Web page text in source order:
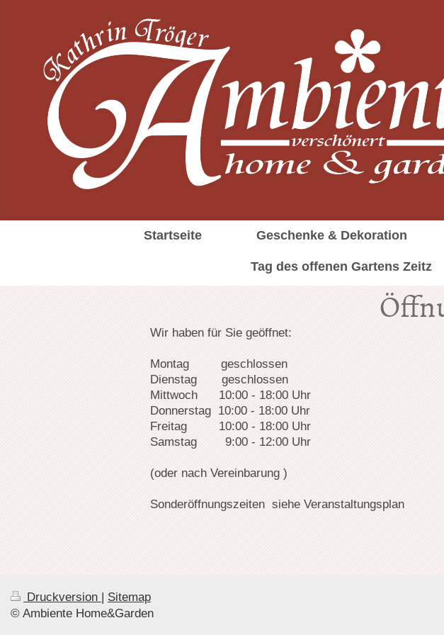
Startseite Geschenke & Dekoration
Tag des offenen Gartens Zeitz
Wir haben für Sie geöffnet:
Montag geschlossen
Dienstag geschlossen
Mittwoch 10:00 - 18:00 Uhr
Donnerstag 10:00 - 18:00 Uhr
Freitag 10:00 - 18:00 Uhr
Samstag 9:00 - 12:00 Uhr
(oder nach Vereinbarung )
Sonderöffnungszeiten siehe Veranstaltungsplan
Druckversion
Sitemap
© Ambiente Home&Garden